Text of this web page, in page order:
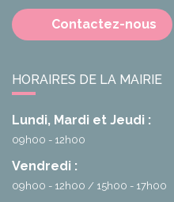
Contactez-nous
HORAIRES DE LA MAIRIE
Lundi, Mardi et Jeudi :
09h00 - 12h00
Vendredi :
09h00 - 12h00 15h00 - 17h00